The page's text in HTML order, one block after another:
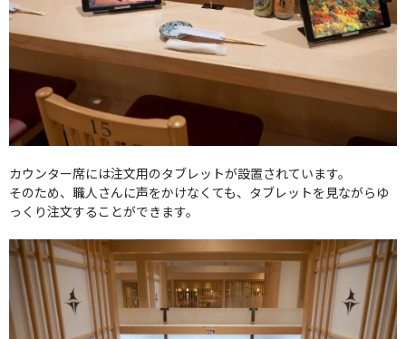
カウンター席には注文用のタブレットが設置されています。
そのため、職人さんに声をかけなくても、タブレットを見ながらゆ
っくり注文することができます。